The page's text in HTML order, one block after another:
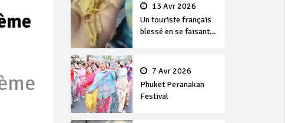
13 Avr 2026
Un touriste français
blessé en se faisant
7 Avr 2026
Phuket Peranakan
Festival